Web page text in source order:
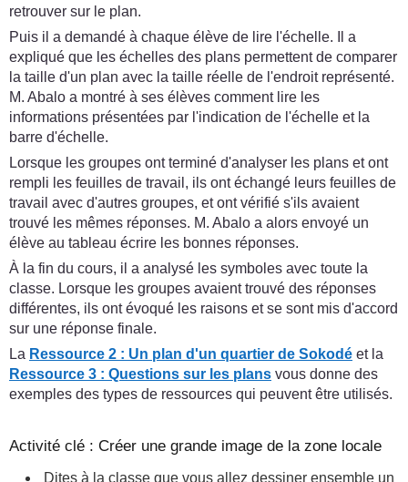
retrouver sur le plan.
Puis il a demandé à chaque élève de lire l'échelle. Il a
expliqué que les échelles des plans permettent de comparer
la taille d'un plan avec la taille réelle de l'endroit représenté.
M. Abalo a montré à ses élèves comment lire les
informations présentées par l'indication de l'échelle et la
barre d'échelle.
Lorsque les groupes ont terminé d'analyser les plans et ont
rempli les feuilles de travail, ils ont échangé leurs feuilles de
travail avec d'autres groupes, et ont vérifié s'ils avaient
trouvé les mêmes réponses. M. Abalo a alors envoyé un
élève au tableau écrire les bonnes réponses.
À la fin du cours, il a analysé les symboles avec toute la
classe. Lorsque les groupes avaient trouvé des réponses
différentes, ils ont évoqué les raisons et se sont mis d'accord
sur une réponse finale.
La Ressource 2 : Un plan d'un quartier de Sokodé et la
Ressource 3 : Questions sur les plans vous donne des
exemples des types de ressources qui peuvent être utilisés.
Activité clé : Créer une grande image de la zone locale
Dites à la classe que vous allez dessiner ensemble un